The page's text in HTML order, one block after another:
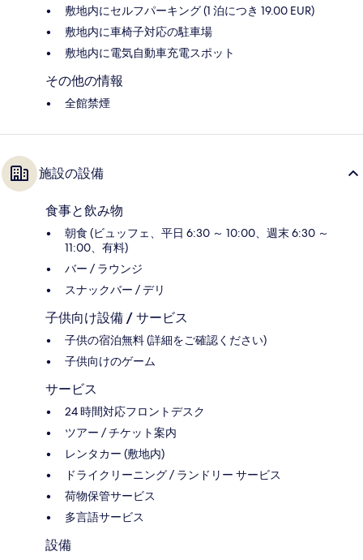
敷地内にセルフパーキング (1 泊につき 19.00 EUR)
敷地内に車椅子対応の駐車場
敷地内に電気自動車充電スポット
その他の情報
全館禁煙
施設の設備
食事と飲み物
朝食 (ビュッフェ、平日 6:30 ～ 10:00、週末 6:30 ～
11:00、有料)
バー / ラウンジ
スナックバー / デリ
子供向け設備 / サービス
子供の宿泊無料 (詳細をご確認ください)
子供向けのゲーム
サービス
24 時間対応フロントデスク
ツアー / チケット案内
レンタカー (敷地内)
ドライクリーニング / ランドリー サービス
荷物保管サービス
多言語サービス
設備